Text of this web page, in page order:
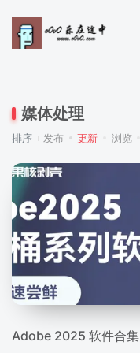
媒体处理
排序 发布 更新 浏览
Adobe 2025 软件合集